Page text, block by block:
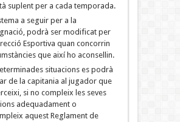
suplent per a cada temporada.
a seguir per a la
podrà ser modificat per
Esportiva quan concorrin
que així ho aconsellin.
situacions es podrà
de la capitania al jugador que
si no compleix les seves
adequadament o
aquest Reglament de